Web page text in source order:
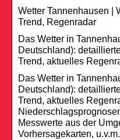
Wetter Tannenhausen |
Trend, Regenradar
Das Wetter in
Deutschland):
Trend, aktuelles
Das Wetter in
Deutschland):
Trend, aktuelles
Messwerte aus der
Vorhersagekarten, u.v.m.